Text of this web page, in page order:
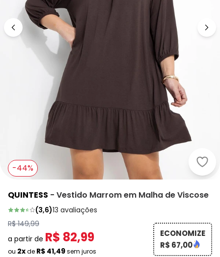
-44%
QUINTESS - Vestido Marrom em Malha de Viscose
(3,6)13 avaliações
R$ 149,99
a partir de R$ 82,99
ou 2xde R$ 41,49sem juros
ECONOMIZE
R$ 67,00